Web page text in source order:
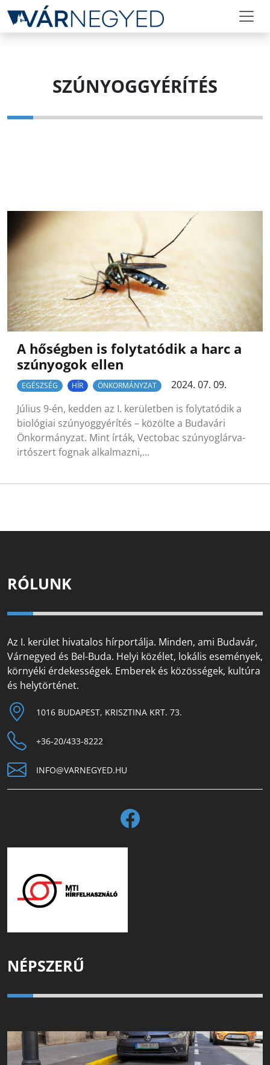
SZÚNYOGGYÉRÍTÉS
A hőségben is folytatódik a harc a
szúnyogok ellen
EGÉSZSÉG HÍR ÖNKORMÁNYZAT
2024. 07. 09.
Július 9-én, kedden az I. kerületben is folytatódik a
biológiai szúnyoggyérítés – közölte a Budavári
Önkormányzat. Mint írták, Vectobac szúnyoglárva-
irtószert fognak alkalmazni,…
RÓLUNK
Az I. kerület hivatalos hírportálja. Minden, ami Budavár,
Várnegyed és Bel-Buda. Helyi közélet, lokális események,
környéki érdekességek. Emberek és közösségek, kultúra
és helytörténet.
1016 BUDAPEST, KRISZTINA KRT. 73.
+36-20/433-8222
INFO@VARNEGYED.HU
NÉPSZERŰ